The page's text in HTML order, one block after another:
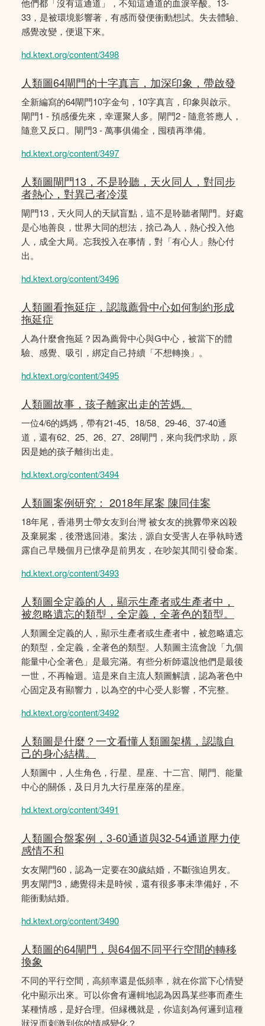
他們都「沒有這通道」，不知這通道的血淚辛酸。13-
33，是被環境影響著，有感而發便衝動想試。失去體驗、
感覺改變，便退下來。
hd.ktext.org/content/3498
人類圖64閘門的十字真言，加深印象，帶啟發
全新編寫的64閘門10字金句，10字真言，印象與啟示。
閘門1 - 預感優先來，幸運聚人多。閘門2 - 隨意答應人，
隨意又反口。閘門3 - 萬事俱備全，囤積再準備。
hd.ktext.org/content/3497
人類圖閘門13，不是聆聽，天火同人，對同步
者熱心，對異己者冷漠
閘門13，天火同人的天賦盲點，這不是聆聽者閘門。好處
是心地善良，世界大同的想法，捨己為人，熱心投入他
人，成全大局。忘我投入在事情，對「有心人」熱心付
出。
hd.ktext.org/content/3496
人類圖看拖延症，認識薦骨中心如何制約形成
拖延症
人為什麼會拖延？因為薦骨中心與G中心，被當下的體
驗、感覺、吸引，綁定自己持續「不想轉換」。
hd.ktext.org/content/3495
人類圖故事，孩子離家出走的苦媽。
一位4/6的媽媽，帶有21-45、18/58、29-46、37-40通
道，還有62、25、26、27、28閘門，來向我們求助，原
因是她的孩子離街出走。
hd.ktext.org/content/3494
人類圖案例研究： 2018年尾案 陳同佳案
18年尾，香港男士帶女友到台灣 被女友的挑釁帶來凶殺
及棄屍案，後潛逃回港。案法，源自女受害人在爭執時透
露自己早幾個月已懷孕是前男友，在吵架其間引發命案。
hd.ktext.org/content/3493
人類圖全定義的人，顯示生產者或生產者中，
被忽略遺忘的類型，全定義，全著色的類型。
人類圖全定義的人，顯示生產者或生產者中，被忽略遺忘
的類型，全定義，全著色的類型。人類圖主流會說「九個
能量中心全著色」是最完滿。有些分析師還說他們是最後
一世，不再輪迴。這是來自主流人類圖解讀，認為著色中
心固定及有顯響力，以為空的中心受人影響，𣎴完整。
hd.ktext.org/content/3492
人類圖是什麼？一文看懂人類圖架構，認識自
己的身心結構。
人類圖中，人生角色，行星、星座、十二宫、閘門、能量
中心的關係，及日月九大行星座落的星座。
hd.ktext.org/content/3491
人類圖合盤案例，3-60通道與32-54通道壓力使
感情不和
女友閘門60，認為一定要在30歲結婚，不斷強迫男友。
男友閘門3，總覺得未是時候，還有很多事未準備好，不
能衝動結婚。
hd.ktext.org/content/3490
人類圖的64閘門，與64個不同平行空間的轉移
換象
不同的平行空間，高頻率還是低頻率，就在你當下心情變
化中顯示出來。可以你會有邏輯地認為因爲某些事而產生
某種情感，是好合理。但縁機就是，你這刻為何邏到這種
狀況而刺激到你的情感變化？